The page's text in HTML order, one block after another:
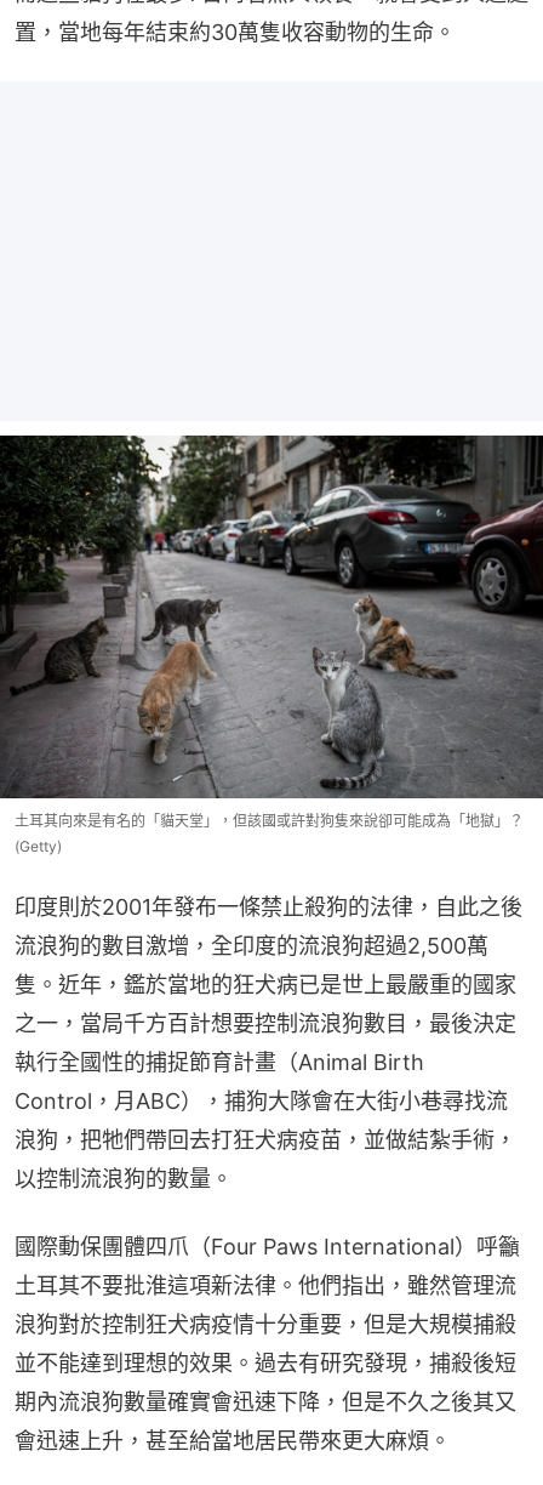
置，當地每年結束約30萬隻收容動物的生命。
土耳其向來是有名的「貓天堂」，但該國或許對狗隻來說卻可能成為「地獄」？
(Getty)
印度則於2001年發布一條禁止殺狗的法律，自此之後
流浪狗的數目激增，全印度的流浪狗超過2,500萬
隻。近年，鑑於當地的狂犬病已是世上最嚴重的國家
之一，當局千方百計想要控制流浪狗數目，最後決定
執行全國性的捕捉節育計畫（Animal Birth
Control，月ABC），捕狗大隊會在大街小巷尋找流
浪狗，把牠們帶回去打狂犬病疫苗，並做結紮手術，
以控制流浪狗的數量。
國際動保團體四爪（Four Paws International）呼籲
土耳其不要批淮這項新法律。他們指出，雖然管理流
浪狗對於控制狂犬病疫情十分重要，但是大規模捕殺
並不能達到理想的效果。過去有研究發現，捕殺後短
期內流浪狗數量確實會迅速下降，但是不久之後其又
會迅速上升，甚至給當地居民帶來更大麻煩。